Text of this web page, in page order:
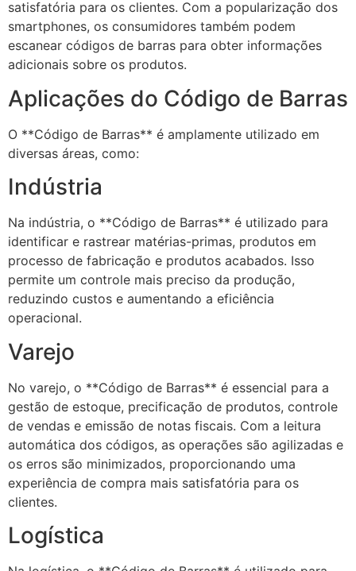
satisfatória para os clientes. Com a popularização dos
smartphones, os consumidores também podem
escanear códigos de barras para obter informações
adicionais sobre os produtos.
Aplicações do Código de Barras
O **Código de Barras** é amplamente utilizado em
diversas áreas, como:
Indústria
Na indústria, o **Código de Barras** é utilizado para
identificar e rastrear matérias-primas, produtos em
processo de fabricação e produtos acabados. Isso
permite um controle mais preciso da produção,
reduzindo custos e aumentando a eficiência
operacional.
Varejo
No varejo, o **Código de Barras** é essencial para a
gestão de estoque, precificação de produtos, controle
de vendas e emissão de notas fiscais. Com a leitura
automática dos códigos, as operações são agilizadas e
os erros são minimizados, proporcionando uma
experiência de compra mais satisfatória para os
clientes.
Logística